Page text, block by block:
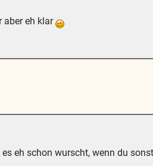
aber eh klar
eh schon wurscht, wenn du